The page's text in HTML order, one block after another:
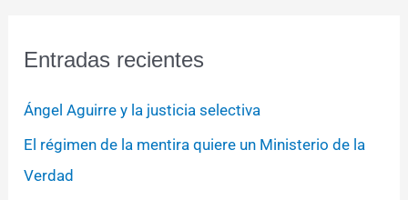
Entradas recientes
Ángel Aguirre y la justicia selectiva
El régimen de la mentira quiere un Ministerio de la
Verdad